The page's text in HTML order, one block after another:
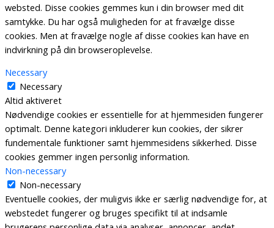
websted. Disse cookies gemmes kun i din browser med dit
samtykke. Du har også muligheden for at fravælge disse
cookies. Men at fravælge nogle af disse cookies kan have en
indvirkning på din browseroplevelse.
Necessary
Necessary
Altid aktiveret
Nødvendige cookies er essentielle for at hjemmesiden fungerer
optimalt. Denne kategori inkluderer kun cookies, der sikrer
fundementale funktioner samt hjemmesidens sikkerhed. Disse
cookies gemmer ingen personlig information.
Non-necessary
Non-necessary
Eventuelle cookies, der muligvis ikke er særlig nødvendige for, at
webstedet fungerer og bruges specifikt til at indsamle